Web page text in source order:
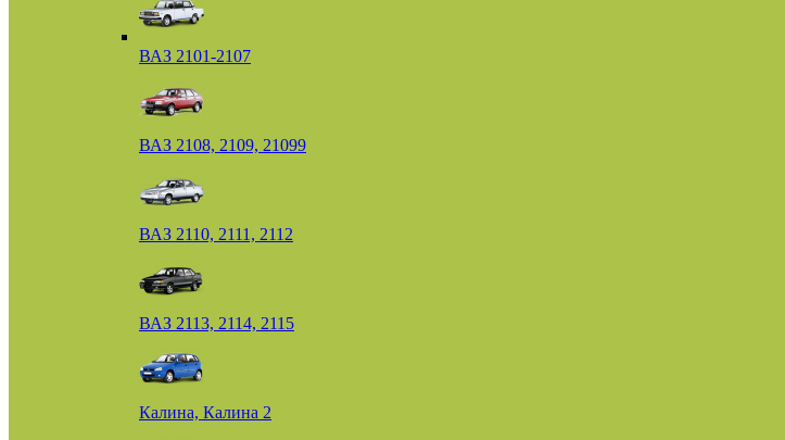
ВАЗ 2101-2107
ВАЗ 2108, 2109, 21099
ВАЗ 2110, 2111, 2112
ВАЗ 2113, 2114, 2115
Калина, Калина 2